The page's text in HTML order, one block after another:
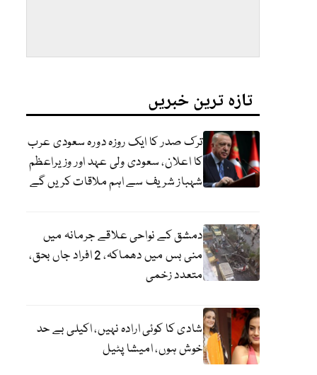
تازہ ترین خبریں
ترک صدر کا ایک روزہ دورہ سعودی عرب
کا اعلان، سعودی ولی عہد اور وزیراعظم
شہباز شریف سے اہم ملاقات کریں گے
دمشق کے نواحی علاقے جرمانہ میں
منی بس میں دھماکہ، 2 افراد جاں بحق،
متعدد زخمی
شادی کا کوئی ارادہ نہیں، اکیلی بے حد
خوش ہوں، امیشا پٹیل